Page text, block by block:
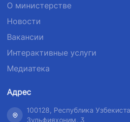
О министерстве
Новости
Вакансии
Интерактивные услуги
Медиатека
Адрес
100128, Республика
Зульфияхоним, 3